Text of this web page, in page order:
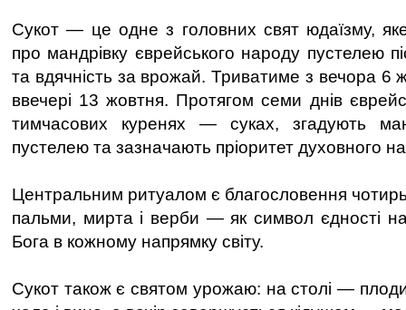
Сукот — це одне з головних свят юдаїзму, яке
про мандрівку єврейського народу пустелею
та вдячність за врожай. Триватиме з вечора 6
ввечері 13 жовтня. Протягом семи днів
тимчасових куренях — суках, згадують
пустелею та зазначають пріоритет духовного
Центральним ритуалом є благословення
пальми, мирта і верби — як символ єдності
Бога в кожному напрямку світу.
Сукот також є святом урожаю: на столі —